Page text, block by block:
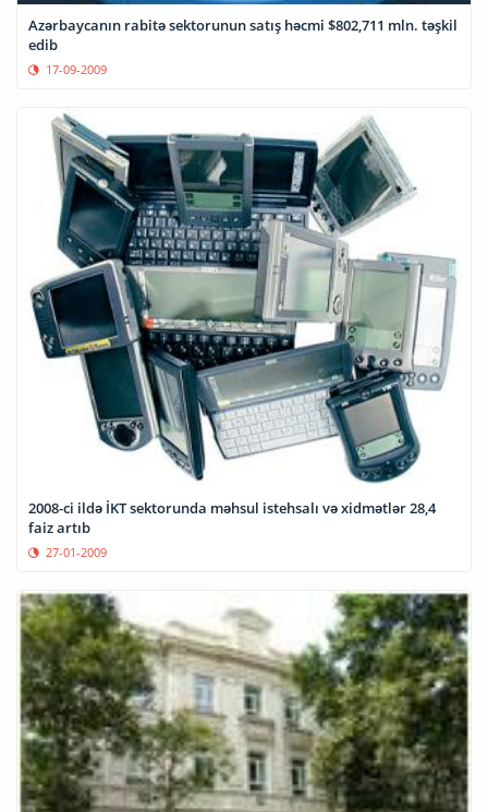
Azərbaycanın rabitə sektorunun satış həcmi $802,711 mln. təşkil
edib
17-09-2009
2008-ci ildə İKT sektorunda məhsul istehsalı və xidmətlər 28,4
faiz artıb
27-01-2009